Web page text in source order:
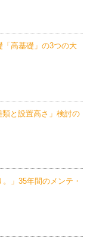
「高基礎」の3つの大
類と設置高さ」検討の
」35年間のメンテ・